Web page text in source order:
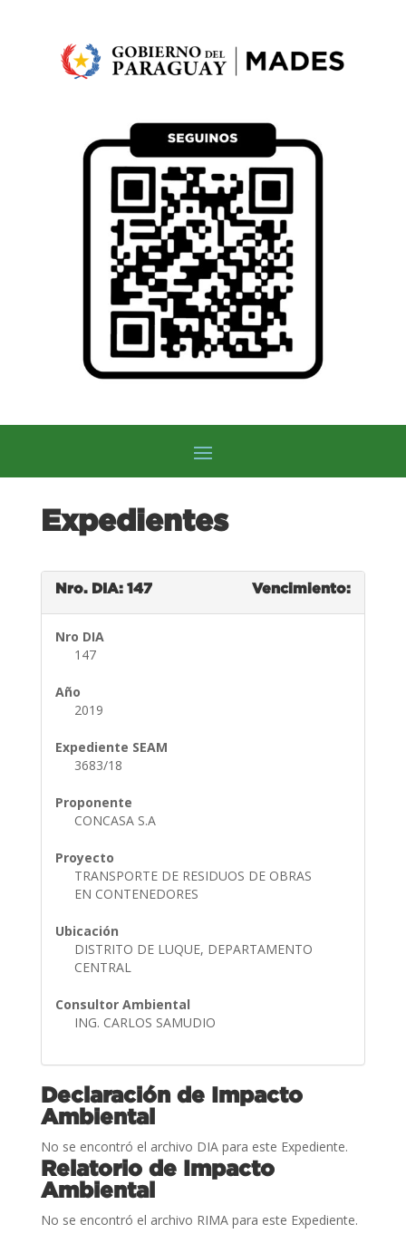
Expedientes
Nro. DIA: 147 Vencimiento:
Nro DIA
147
Año
2019
Expediente SEAM
3683/18
Proponente
CONCASA S.A
Proyecto
TRANSPORTE DE RESIDUOS DE OBRAS
EN CONTENEDORES
Ubicación
DISTRITO DE LUQUE, DEPARTAMENTO
CENTRAL
Consultor Ambiental
ING. CARLOS SAMUDIO
Declaración de Impacto
Ambiental
No se encontró el archivo DIA para este Expediente.
Relatorio de Impacto
Ambiental
No se encontró el archivo RIMA para este Expediente.